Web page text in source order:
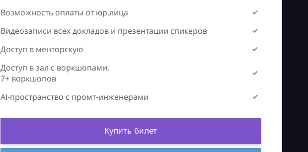
Возможность оплаты от юр.лица
Видеозаписи всех докладов и презентации спикеров
Доступ в менторскую
Доступ в зал с воркшопами,
7+ воркшопов
AI-пространство с промт-инженерами
Купить билет